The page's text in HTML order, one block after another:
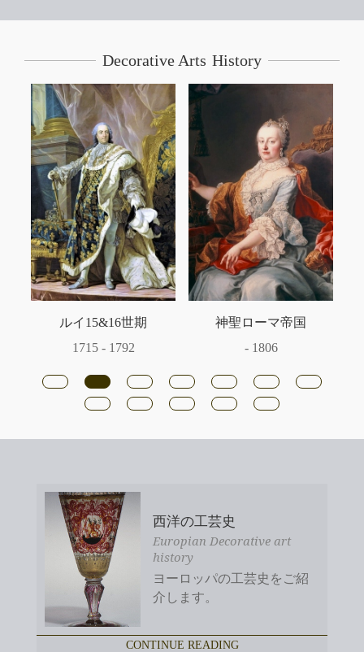
Decorative Arts History
ルイ15&16世期
1715 - 1792
神聖ローマ帝国
- 1806
西洋の工芸史
Europian Decorative art
history
ヨーロッパの工芸史をご紹
介します。
CONTINUE READING